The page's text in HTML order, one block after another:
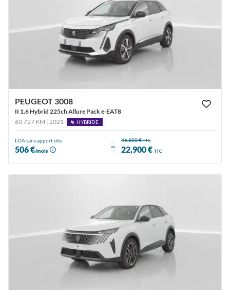
PEUGEOT 3008
II 1.6 Hybrid 225ch Allure Pack e-EAT8
60,727 KM | 2021
HYBRIDE
LOA sans apport dès
506 €/mois
ou
46,600 €TTC
22,900 € TTC